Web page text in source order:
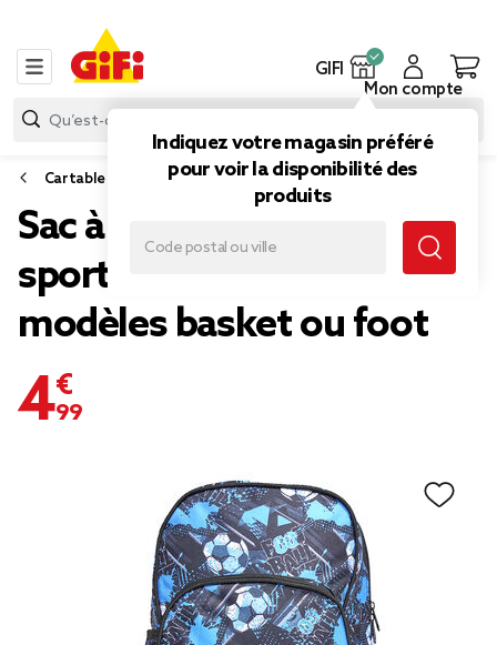
GIFI
Indiquez votre magasin préféré
pour voir la disponibilité des
produits
Mon compte
Cartable scolaire, sac à dos
Sac à dos motif ballon de
sport 22x15xH31cm - 2
modèles basket ou foot
4,99 €